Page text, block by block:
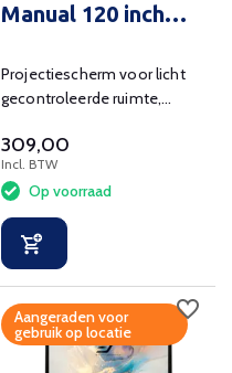
Manual 120 inch
Projectiescherm voor licht
gecontroleerde ruimte,
309,00
Incl. BTW
Op voorraad
Aangeraden voor
gebruik op locatie